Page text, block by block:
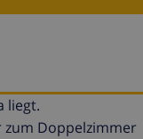
liegt.
Doppelzimmer